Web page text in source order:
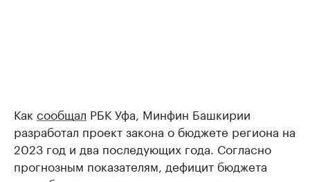
Как сообщал РБК Уфа, Минфин Башкирии
разработал проект закона о бюджете региона на
2023 год и два последующих года. Согласно
прогнозным показателям, дефицит бюджета